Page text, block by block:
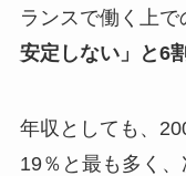
ランスで働く上で
安定しない」と6
年収としても、
19％と最も多く